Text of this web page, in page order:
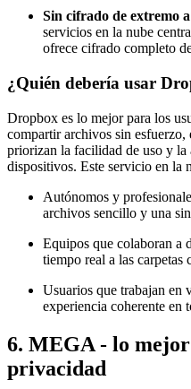
Sin cifrado de extremo
servicios en la nube
ofrece cifrado completo
¿Quién debería usar
Dropbox es lo mejor para los
compartir archivos sin esfuerzo,
priorizan la facilidad de uso y
dispositivos. Este servicio en la
Autónomos y
archivos sencillo y una
Equipos que colaboran a
tiempo real a las carpetas
Usuarios que trabajan en
experiencia coherente en
6. MEGA - lo
privacidad